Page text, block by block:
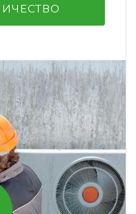
обслуживании
и система
очистке